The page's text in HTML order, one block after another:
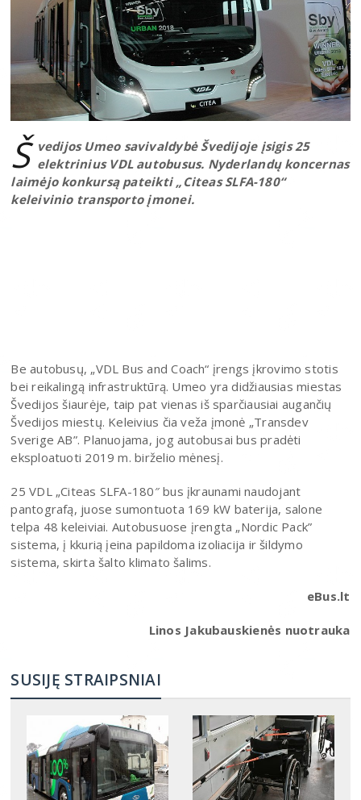
Š vedijos Umeo savivaldybė Švedijoje įsigis 25
elektrinius VDL autobusus. Nyderlandų koncernas
laimėjo konkursą pateikti „Citeas SLFA-180“
keleivinio transporto įmonei.
Be autobusų, „VDL Bus and Coach“ įrengs įkrovimo stotis
bei reikalingą infrastruktūrą. Umeo yra didžiausias miestas
Švedijos šiaurėje, taip pat vienas iš sparčiausiai augančių
Švedijos miestų. Keleivius čia veža įmonė „Transdev
Sverige AB”. Planuojama, jog autobusai bus pradėti
eksploatuoti 2019 m. birželio mėnesį.
25 VDL „Citeas SLFA-180″ bus įkraunami naudojant
pantografą, juose sumontuota 169 kW baterija, salone
telpa 48 keleiviai. Autobusuose įrengta „Nordic Pack”
sistema, į kkurią įeina papildoma izoliacija ir šildymo
sistema, skirta šalto klimato šalims.
eBus.lt
Linos Jakubauskienės nuotrauka
SUSIJĘ STRAIPSNIAI